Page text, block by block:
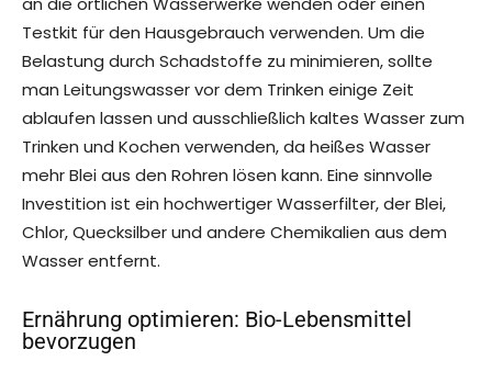
Testkit für den Hausgebrauch verwenden. Um die
Belastung durch Schadstoffe zu minimieren, sollte
man Leitungswasser vor dem Trinken einige Zeit
ablaufen lassen und ausschließlich kaltes Wasser zum
Trinken und Kochen verwenden, da heißes Wasser
mehr Blei aus den Rohren lösen kann. Eine sinnvolle
Investition ist ein hochwertiger Wasserfilter, der Blei,
Chlor, Quecksilber und andere Chemikalien aus dem
Wasser entfernt.
Ernährung optimieren: Bio-Lebensmittel
bevorzugen